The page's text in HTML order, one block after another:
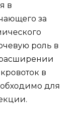
в
за
роль в
в
для